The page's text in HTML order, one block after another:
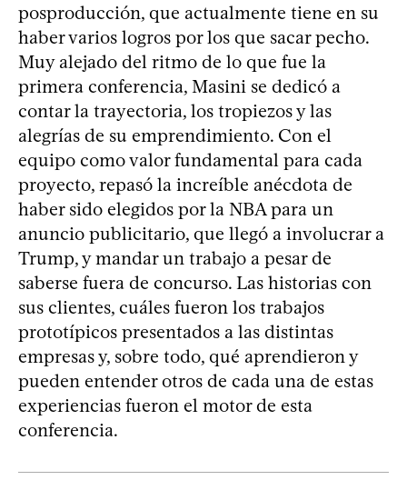
posproducción, que actualmente tiene en su
haber varios logros por los que sacar pecho.
Muy alejado del ritmo de lo que fue la
primera conferencia, Masini se dedicó a
contar la trayectoria, los tropiezos y las
alegrías de su emprendimiento. Con el
equipo como valor fundamental para cada
proyecto, repasó la increíble anécdota de
haber sido elegidos por la NBA para un
anuncio publicitario, que llegó a involucrar a
Trump, y mandar un trabajo a pesar de
saberse fuera de concurso. Las historias con
sus clientes, cuáles fueron los trabajos
prototípicos presentados a las distintas
empresas y, sobre todo, qué aprendieron y
pueden entender otros de cada una de estas
experiencias fueron el motor de esta
conferencia.